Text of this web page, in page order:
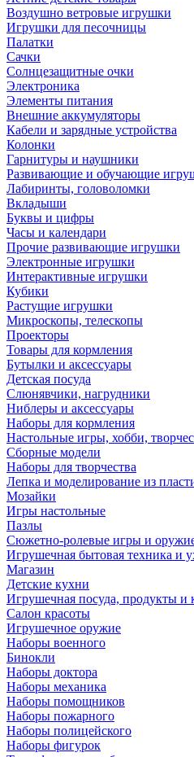
Воздушно ветровые игрушки
Игрушки для песочницы
Палатки
Сачки
Солнцезащитные очки
Электроника
Элементы питания
Внешние аккумуляторы
Кабели и зарядные устройства
Колонки
Гарнитуры и наушники
Развивающие и обучающие
Лабиринты, головоломки
Вкладыши
Буквы и цифры
Часы и календари
Прочие развивающие игрушки
Электронные игрушки
Интерактивные игрушки
Кубики
Растущие игрушки
Микроскопы, телескопы
Проекторы
Товары для кормления
Бутылки и аксессуары
Детская посуда
Слюнявчики, нагрудники
Ниблеры и аксессуары
Наборы для кормления
Настольные игры, хобби,
Сборные модели
Наборы для творчества
Лепка и моделирование из
Мозайки
Игры настольные
Пазлы
Сюжетно-ролевые игры и
Игрушечная бытовая техника и
Магазин
Детские кухни
Игрушечная посуда, продукты и
Салон красоты
Игрушечное оружие
Наборы военного
Бинокли
Наборы доктора
Наборы механика
Наборы помощников
Наборы пожарного
Наборы полицейского
Наборы фигурок